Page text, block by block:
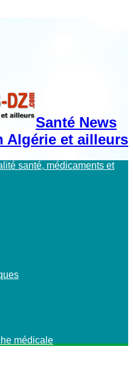
Santé News
Algérie et ailleurs
santé, médicaments et
médicale